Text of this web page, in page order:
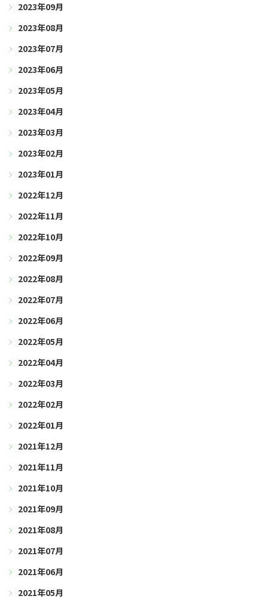
2023年09月
2023年08月
2023年07月
2023年06月
2023年05月
2023年04月
2023年03月
2023年02月
2023年01月
2022年12月
2022年11月
2022年10月
2022年09月
2022年08月
2022年07月
2022年06月
2022年05月
2022年04月
2022年03月
2022年02月
2022年01月
2021年12月
2021年11月
2021年10月
2021年09月
2021年08月
2021年07月
2021年06月
2021年05月